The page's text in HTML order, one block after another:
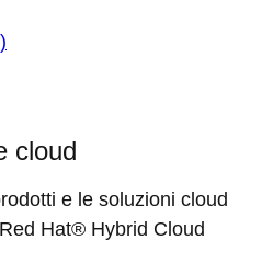
cloud
e le soluzioni cloud
Hat® Hybrid Cloud